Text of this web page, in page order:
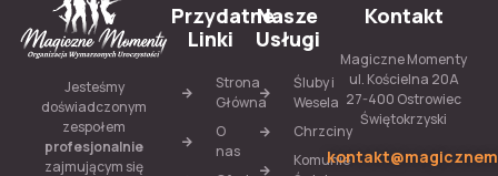
Jesteśmy
doświadczonym
zespołem
profesjonalnie
zajmującym się
Przydatne
Linki
Strona
Główna
O
nas
Nasze
Usługi
Śluby i
Wesela
Chrzciny
Komunie
Kontakt
Magiczne Momenty
ul. Kościelna 20A
27-400 Ostrowiec
Świętokrzyski